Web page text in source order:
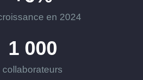
en 2024
collaborateurs
1 000